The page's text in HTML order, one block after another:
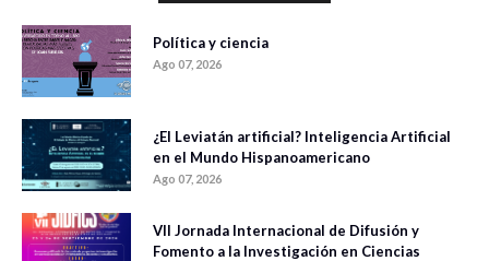
Política y ciencia
Ago 07, 2026
¿El Leviatán artificial? Inteligencia Artificial
en el Mundo Hispanoamericano
Ago 07, 2026
VII Jornada Internacional de Difusión y
Fomento a la Investigación en Ciencias